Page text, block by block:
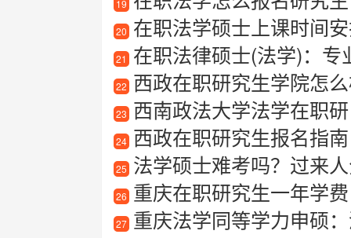
19
20 在职法学硕士上课时间
21 在职法律硕士(法学)：
22 西政在职研究生学院怎
23 西南政法大学法学在职研
24 西政在职研究生报名指
25 法学硕士难考吗？过来
26 重庆在职研究生一年学费
27 重庆法学同等学力申硕